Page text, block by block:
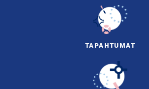
TAPAHTUMAT